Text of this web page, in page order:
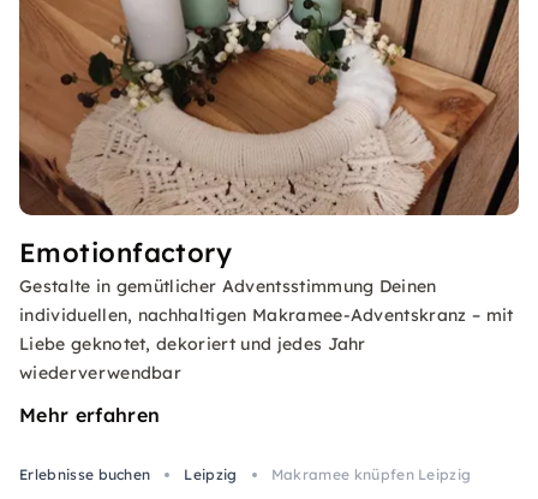
Emotionfactory
Gestalte in gemütlicher Adventsstimmung Deinen
individuellen, nachhaltigen Makramee-Adventskranz – mit
Liebe geknotet, dekoriert und jedes Jahr
wiederverwendbar
Mehr erfahren
Erlebnisse buchen Leipzig Makramee knüpfen Leipzig